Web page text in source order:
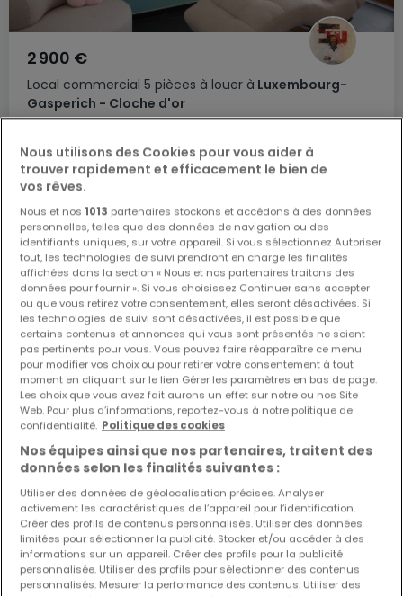
Local commercial 5 pièces à louer à Luxembourg-
Gasperich - Cloche d'or
2 900 €
Local commercial à louer à Howald
8 500 €
Nous utilisons des Cookies pour vous aider à
trouver rapidement et efficacement le bien de
vos rêves.
Nous et nos 1013 partenaires stockons et accédons à des données
personnelles, telles que des données de navigation ou des
identifiants uniques, sur votre appareil. Si vous sélectionnez Autoriser
tout, les technologies de suivi prendront en charge les finalités
affichées dans la section « Nous et nos partenaires traitons des
données pour fournir ». Si vous choisissez Continuer sans accepter
ou que vous retirez votre consentement, elles seront désactivées. Si
les technologies de suivi sont désactivées, il est possible que
certains contenus et annonces qui vous sont présentés ne soient
pas pertinents pour vous. Vous pouvez faire réapparaître ce menu
pour modifier vos choix ou pour retirer votre consentement à tout
moment en cliquant sur le lien Gérer les paramètres en bas de page.
Les choix que vous avez fait aurons un effet sur notre ou nos Site
Web. Pour plus d’informations, reportez-vous à notre politique de
confidentialité. Politique des cookies
Nos équipes ainsi que nos partenaires, traitent des
données selon les finalités suivantes :
Utiliser des données de géolocalisation précises. Analyser
activement les caractéristiques de l’appareil pour l’identification.
Créer des profils de contenus personnalisés. Utiliser des données
limitées pour sélectionner la publicité. Stocker et/ou accéder à des
informations sur un appareil. Créer des profils pour la publicité
personnalisée. Utiliser des profils pour sélectionner des contenus
personnalisés. Mesurer la performance des contenus. Utiliser des